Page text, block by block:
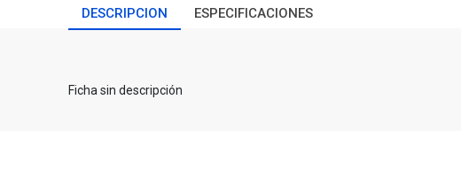
DESCRIPCION ESPECIFICACIONES
Ficha sin descripción